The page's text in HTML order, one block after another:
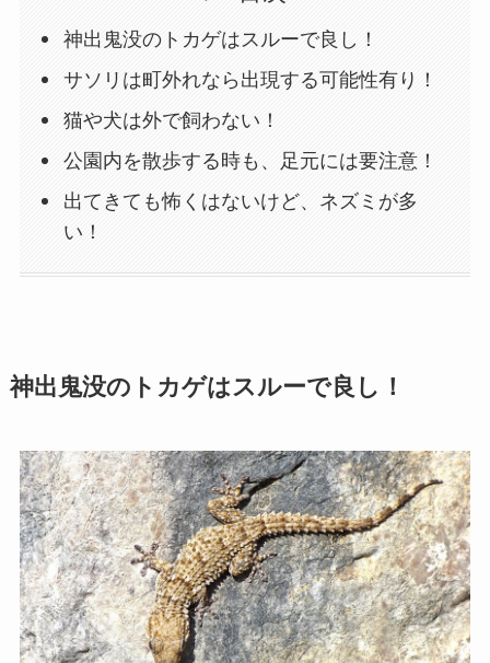
神出鬼没のトカゲはスルーで良し！
サソリは町外れなら出現する可能性有り！
猫や犬は外で飼わない！
公園内を散歩する時も、足元には要注意！
出てきても怖くはないけど、ネズミが多
い！
神出鬼没のトカゲはスルーで良し！